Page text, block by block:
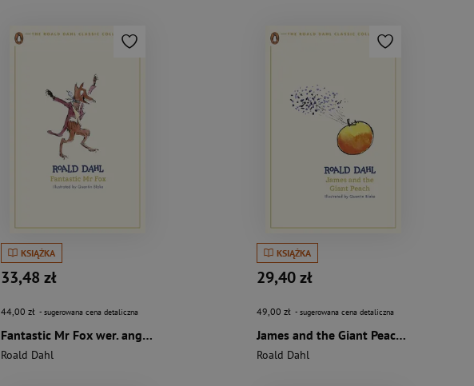
KSIĄŻKA
33,48 zł
44,00 zł - sugerowana cena detaliczna
Fantastic Mr Fox wer. angielska
Roald Dahl
KSIĄŻKA
29,40 zł
49,00 zł - sugerowana cena detaliczna
James and the Giant Peach wer. angielska
Roald Dahl